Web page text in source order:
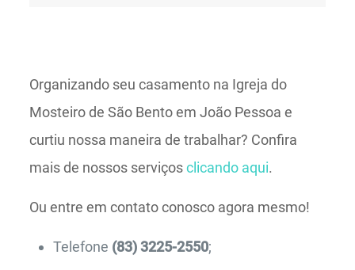
Organizando seu casamento na Igreja do
Mosteiro de São Bento em João Pessoa e
curtiu nossa maneira de trabalhar? Confira
mais de nossos serviçosclicando aqui.
Ou entre em contato conosco agora mesmo!
Telefone (83) 3225-2550;